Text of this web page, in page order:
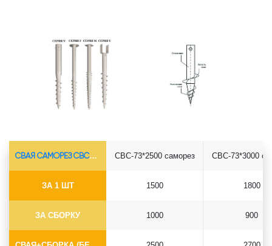
СВАЯ САМОРЕЗ СВС-Ø73*5.5
ЗА 1 ШТ
ЗА СБОРКУ
СВС-73*2500 саморез
1500
1000
СВС-73*3000
1800
900